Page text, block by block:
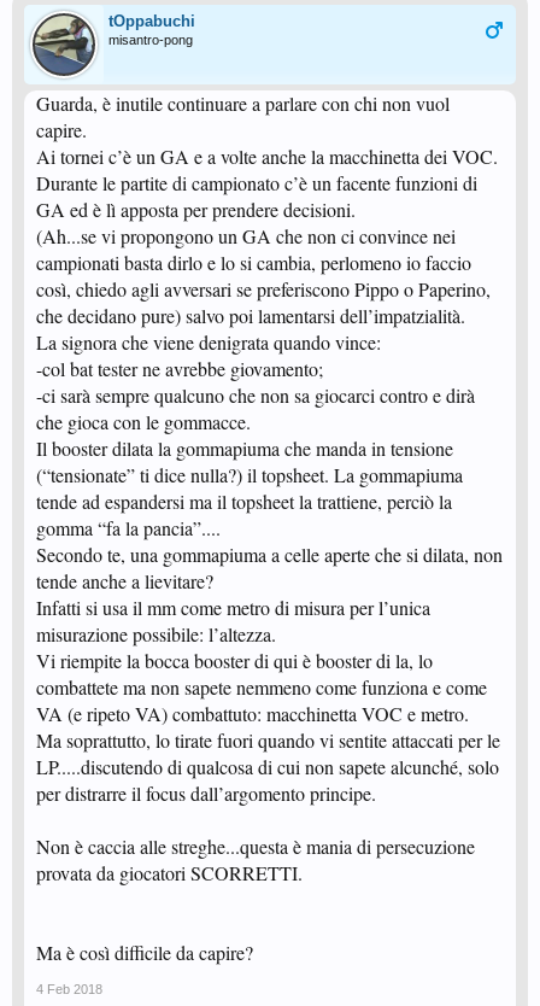
tOppabuchi
misantro-pong
Guarda, è inutile continuare a parlare con chi non vuol
capire.
Ai tornei c’è un GA e a volte anche la macchinetta dei VOC.
Durante le partite di campionato c’è un facente funzioni di
GA ed è lì apposta per prendere decisioni.
(Ah...se vi propongono un GA che non ci convince nei
campionati basta dirlo e lo si cambia, perlomeno io faccio
così, chiedo agli avversari se preferiscono Pippo o Paperino,
che decidano pure) salvo poi lamentarsi dell’impatzialità.
La signora che viene denigrata quando vince:
-col bat tester ne avrebbe giovamento;
-ci sarà sempre qualcuno che non sa giocarci contro e dirà
che gioca con le gommacce.
Il booster dilata la gommapiuma che manda in tensione
(“tensionate” ti dice nulla?) il topsheet. La gommapiuma
tende ad espandersi ma il topsheet la trattiene, perciò la
gomma “fa la pancia”....
Secondo te, una gommapiuma a celle aperte che si dilata, non
tende anche a lievitare?
Infatti si usa il mm come metro di misura per l’unica
misurazione possibile: l’altezza.
Vi riempite la bocca booster di qui è booster di la, lo
combattete ma non sapete nemmeno come funziona e come
VA (e ripeto VA) combattuto: macchinetta VOC e metro.
Ma soprattutto, lo tirate fuori quando vi sentite attaccati per le
LP.....discutendo di qualcosa di cui non sapete alcunché, solo
per distrarre il focus dall’argomento principe.
Non è caccia alle streghe...questa è mania di persecuzione
provata da giocatori SCORRETTI.
Ma è così difficile da capire?
4 Feb 2018